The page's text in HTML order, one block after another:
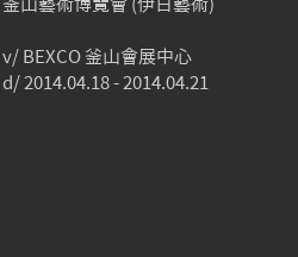
釜山藝術博覽會 (伊日藝術)
v/ BEXCO 釜山會展中心
d/ 2014.04.18 - 2014.04.21